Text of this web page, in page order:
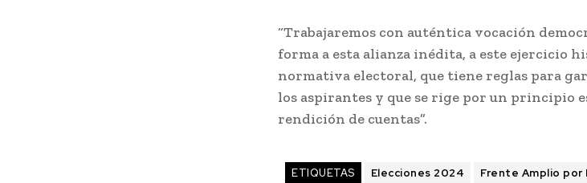
“Trabajaremos con auténtica vocación
forma a esta alianza inédita, a este ejercicio
normativa electoral, que tiene reglas para
los aspirantes y que se rige por un principio
rendición de cuentas”.
ETIQUETAS Elecciones 2024 Frente Amplio por